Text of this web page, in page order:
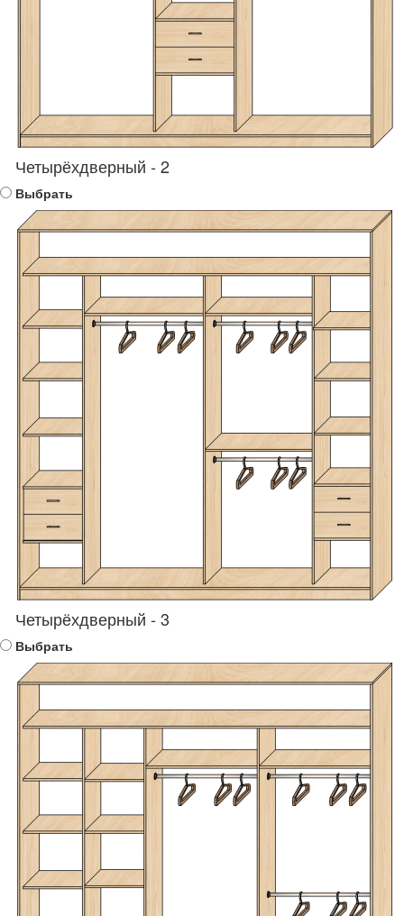
Четырёхдверный - 2
Выбрать
Четырёхдверный - 3
Выбрать